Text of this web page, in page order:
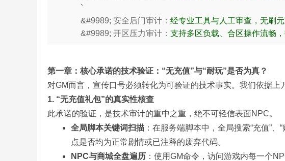
`
&#9989; 安全后门审计： 经专业工具与人工审查，无刷
&#9989; 开区压力审计： 支持多区负载、合区操作流畅
第一章：核心承诺的技术验证：“无充值”与“耐玩”是否为真？
对GM而言，宣传口号必须转化为可验证的技术事实。我们依据上
1. “无充值礼包”的真实性核查
此承诺的验证，是技术审计的重中之重，绝不可轻信表面NPC。
全局脚本关键词扫描 ：在服务端脚本中，全局搜索“充值”、
点是否均为正常剧情或已注释的废弃代码。
NPC与商城全盘遍历 ：使用GM命令，访问游戏内每一个